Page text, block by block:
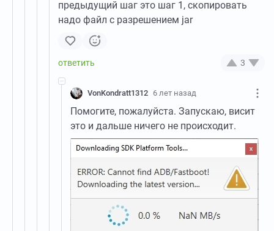
предыдущий шаг это шаг 1, скопировать
надо файл с разрешением jar
3
VonKondratt1312 6 лет назад
Помогите, пожалуйста. Запускаю, висит
это и дальше ничего не происходит.